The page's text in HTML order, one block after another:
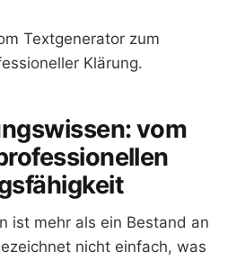
Textgenerator zum
Klärung.
vom
ist mehr als ein Bestand an
nicht einfach, was